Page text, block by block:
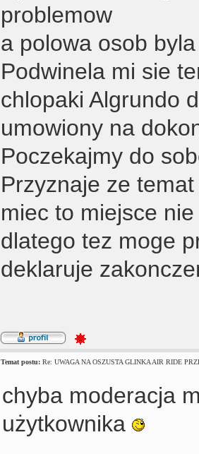
problemow
a polowa osob
Podwinela mi sie
chlopaki Algrundo
umowiony na
Poczekajmy do
Przyznaje ze
miec to miejsce
dlatego tez moge
deklaruje
Temat postu: Re: UWAGA NA OSZUSTA GLINKA AIR RIDE
chyba moderacja
użytkownika